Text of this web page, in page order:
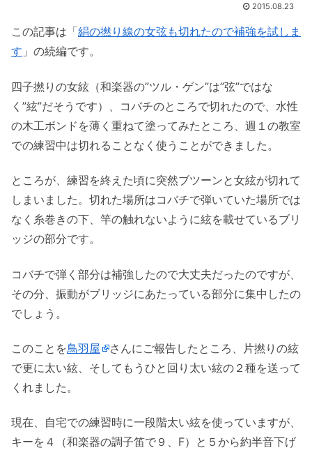
2015.08.23
この記事は「絹の撚り線の女弦も切れたので補強を試しま
す 」の続編です。
四子撚りの女絃（和楽器の”ツル・ゲン”は”弦”ではな
く”絃”だそうです）、コバチのところで切れたので、水性
の木工ボンドを薄く重ねて塗ってみたところ、週１の教室
での練習中は切れることなく使うことができました。
ところが、練習を終えた頃に突然ブツーンと女絃が切れて
しまいました。切れた場所はコバチで弾いていた場所では
なく糸巻きの下、竿の触れないように絃を載せているブリ
ッジの部分です。
コバチで弾く部分は補強したので大丈夫だったのですが、
その分、振動がブリッジにあたっている部分に集中したの
でしょう。
このことを鳥羽屋
さんにご報告したところ、片撚りの絃
で更に太い絃、そしてもうひと回り太い絃の２種を送って
くれました。
現在、自宅での練習時に一段階太い絃を使っていますが、
キーを４（和楽器の調子笛で９、F）と５から約半音下げ